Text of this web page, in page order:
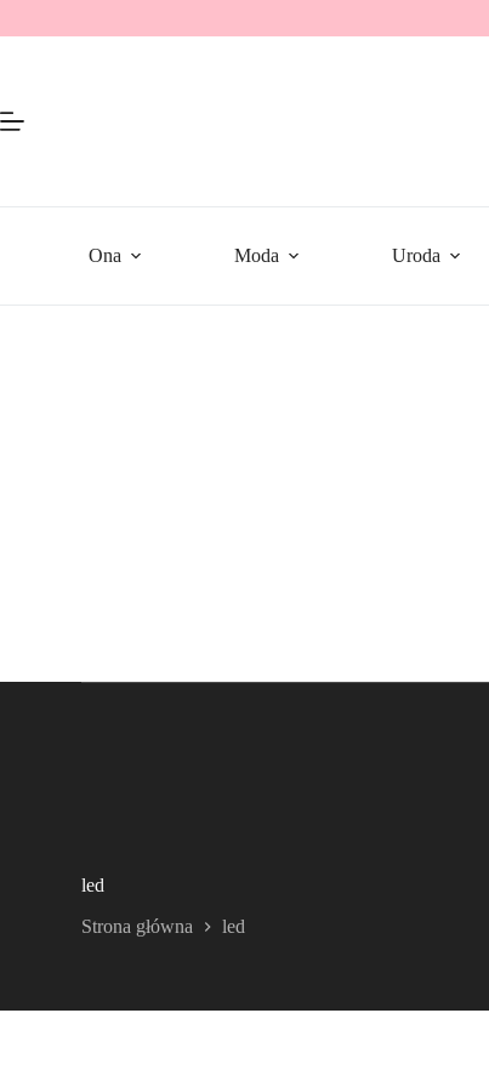
Ona Moda Uroda
led
Strona główna led